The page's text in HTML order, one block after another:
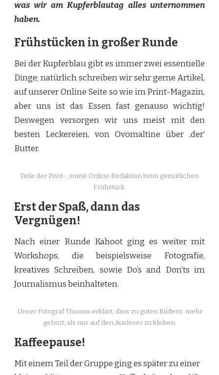
was wir am Kupferblautag alles unternommen
haben.
Frühstücken in großer Runde
Bei der Kupferblau gibt es immer zwei essentielle
Dinge; natürlich schreiben wir sehr gerne Artikel,
auf unserer Online Seite so wie im Print-Magazin,
aber uns ist das Essen fast genauso wichtig!
Deswegen versorgen wir uns meist mit den
besten Leckereien, von Ovomaltine über ‚der‘
Butter.
Teile der Print-, sowie Online Redaktion beim gemütlichen
Frühstück.
Erst der Spaß, dann das
Vergnügen!
Nach einer Runde Kahoot ging es weiter mit
Workshops, die beispielsweise Fotografie,
kreatives Schreiben, sowie Do’s and Don’ts im
Journalismus beinhalteten.
Unser Fotograf Thomas erklärt, dass zu guten Bildern mehr
gehört, als nur auf den Auslöser zu klicken.
Kaffeepause!
Mit einem Teil der Gruppe ging es später zu einer